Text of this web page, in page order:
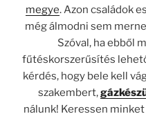
megye. Azon családok
még álmodni sem
Szóval, ha ebből
fűtéskorszerűsítés
kérdés, hogy bele kell
szakembert,
nálunk! Keressen